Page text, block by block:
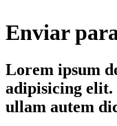
Enviar
Lorem ipsum
adipisicing elit.
ullam autem